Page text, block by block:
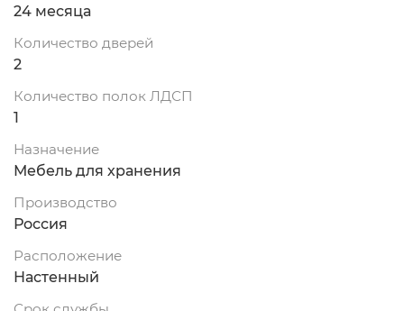
24 месяца
Количество дверей
2
Количество полок ЛДСП
1
Назначение
Мебель для хранения
Производство
Россия
Расположение
Настенный